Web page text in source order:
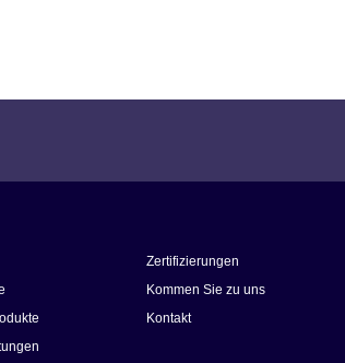
Zertifizierungen
Kommen Sie zu uns
Kontakt